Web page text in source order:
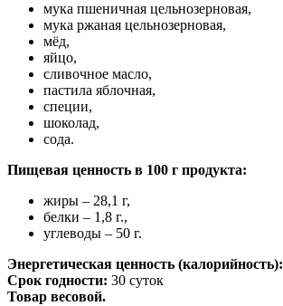
мука пшеничная цельнозерновая,
мука ржаная цельнозерновая,
мёд,
яйцо,
сливочное масло,
пастила яблочная,
специи,
шоколад,
сода.
Пищевая ценность в 100 г продукта:
жиры – 28,1 г,
белки – 1,8 г.,
углеводы – 50 г.
Энергетическая ценность (калорийность):
Срок годности: 30 суток
Товар весовой.